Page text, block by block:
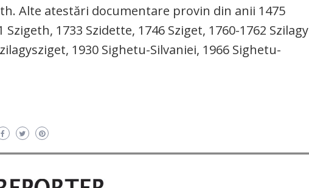
Alte atestări documentare provin din anii 1475
1733 Szidette, 1746 Sziget, 1760-1762 Szilagy
1930 Sighetu-Silvaniei, 1966 Sighetu-